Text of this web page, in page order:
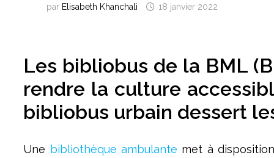
par Elisabeth Khanchali 18 janvier 2022
Les bibliobus de la BML
rendre la culture
bibliobus urbain dessert
Une bibliothèque ambulante met à